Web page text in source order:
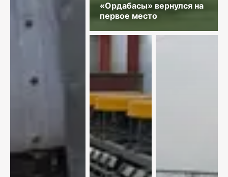
«Ордабасы» вернулся на
первое место